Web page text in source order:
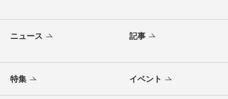
ニュース 記事
特集 イベント